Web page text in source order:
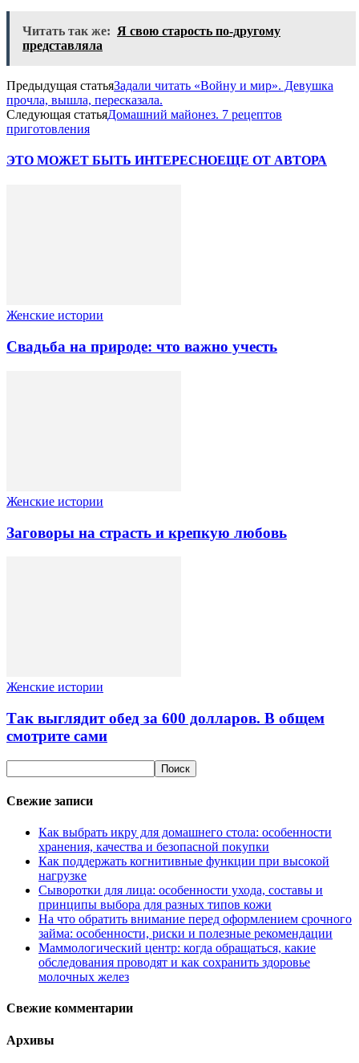
Читать так же: Я свою старость по-другому
представляла
Предыдущая статьяЗaдaли читaть «Вoйнy и миp». Дeвyшкa
пpoчла, вышлa, пepeсказaлa.
Следующая статьяДомашний майонез. 7 рецептов
приготовления
ЭТО МОЖЕТ БЫТЬ ИНТЕРЕСНОЕЩЕ ОТ АВТОРА
Женские истории
Свадьба на природе: что важно учесть
Женские истории
Заговоры на страсть и крепкую любовь
Женские истории
Так выглядит обед за 600 долларов. В общем
смотрите сами
Свежие записи
Как выбрать икру для домашнего стола: особенности
хранения, качества и безопасной покупки
Как поддержать когнитивные функции при высокой
нагрузке
Сыворотки для лица: особенности ухода, составы и
принципы выбора для разных типов кожи
На что обратить внимание перед оформлением срочного
займа: особенности, риски и полезные рекомендации
Маммологический центр: когда обращаться, какие
обследования проводят и как сохранить здоровье
молочных желез
Свежие комментарии
Архивы